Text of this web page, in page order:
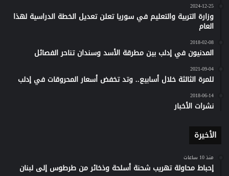
2024-12-25
وزارة التربية والتعليم في سوريا تعلن تعديل الخطة الدراسية لهذا
العام
2018-02-08
المدنيون في إدلب بين مطرقة الأسد وسندان تناحر الفصائل
2021-09-04
للمرة الثالثة خلال أسابيع.. وتد تخفض أسعار المحروقات في إدلب
2018-06-14
نشرات الأخبار
الأخيرة
منذ 10 ساعات
إحباط محاولة تهريب شحنة أسلحة وذخائر من طرطوس إلى لبنان